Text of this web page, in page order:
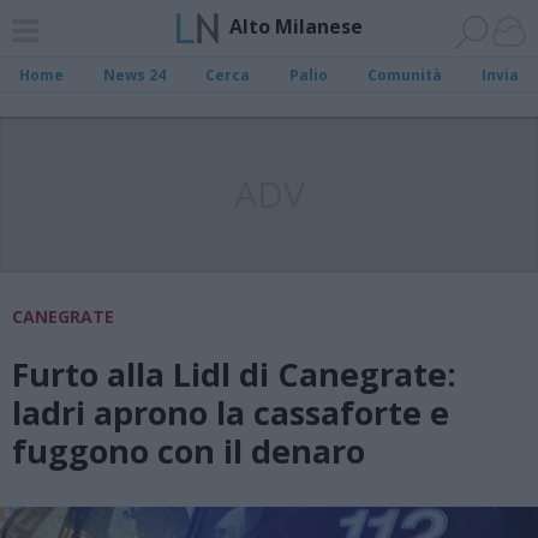
Alto Milanese
Home News 24 Cerca Palio Comunità Invia
CANEGRATE
Furto alla Lidl di Canegrate:
ladri aprono la cassaforte e
fuggono con il denaro